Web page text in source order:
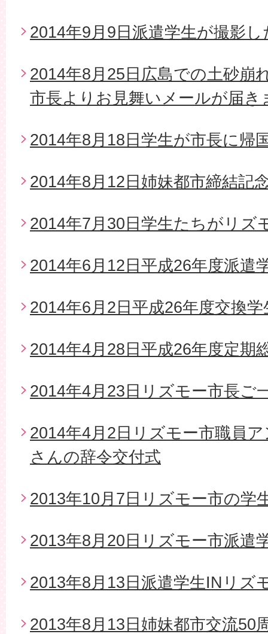
2014年9月9日派遣学生が撮影し
2014年8月25日広島での土砂崩
市長よりお見舞いメールが届き
2014年8月18日学生が市長に帰
2014年8月12日姉妹都市締結記
2014年7月30日学生たちがリズ
2014年6月12日平成26年度派遣
2014年6月2日平成26年度交換
2014年4月28日平成26年度定期
2014年4月23日リズモー市長ご
2014年4月2日リズモー市職員
さんの辞令交付式
2013年10月7日リズモー市の学
2013年8月20日リズモー市派遣
2013年8月13日派遣学生INリズ
2013年8月13日姉妹都市交流50